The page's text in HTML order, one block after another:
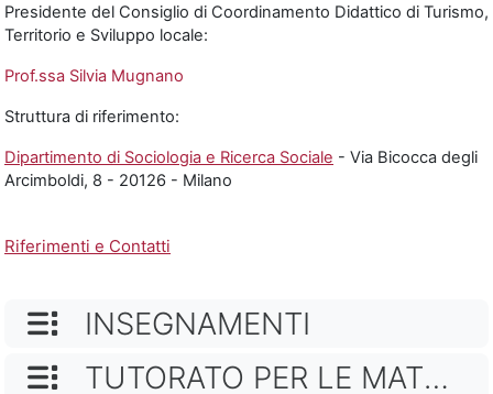
Presidente del Consiglio di Coordinamento Didattico di Turismo,
Territorio e Sviluppo locale:
Prof.ssa Silvia Mugnano
Struttura di riferimento:
Dipartimento di Sociologia e Ricerca Sociale - Via Bicocca degli
Arcimboldi, 8 - 20126 - Milano
Riferimenti e Contatti
NOME CATEGORIA
INSEGNAMENTI
NOME CATEGORIA
TUTORATO PER LE MATRICOLE